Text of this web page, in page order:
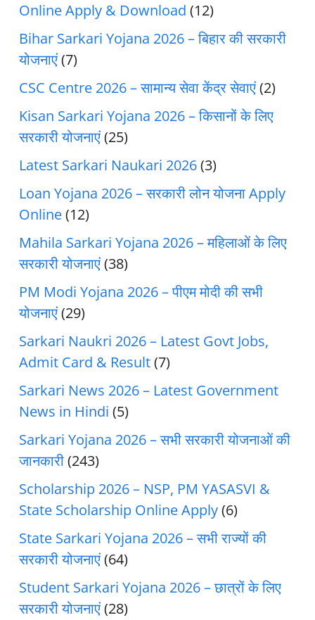
Online Apply & Download (12)
Bihar Sarkari Yojana 2026 – बिहार की सरकारी
योजनाएं(7)
CSC Centre 2026 – सामान्य सेवा केंद्र सेवाएं(2)
Kisan Sarkari Yojana 2026 – किसानों के लिए
सरकारी योजनाएं(25)
Latest Sarkari Naukari 2026(3)
Loan Yojana 2026 – सरकारी लोन योजना Apply
Online(12)
Mahila Sarkari Yojana 2026 – महिलाओं के लिए
सरकारी योजनाएं(38)
PM Modi Yojana 2026 – पीएम मोदी की सभी
योजनाएं(29)
Sarkari Naukri 2026 – Latest Govt Jobs,
Admit Card & Result(7)
Sarkari News 2026 – Latest Government
News in Hindi (5)
Sarkari Yojana 2026 – सभी सरकारी योजनाओं की
जानकारी(243)
Scholarship 2026 – NSP, PM YASASVI &
State Scholarship Online Apply(6)
State Sarkari Yojana 2026 – सभी राज्यों की
सरकारी योजनाएं(64)
Student Sarkari Yojana 2026 – छात्रों के लिए
सरकारी योजनाएं(28)